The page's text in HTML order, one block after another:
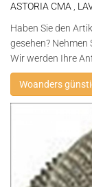
ASTORIA CMA
Haben Sie den
gesehen? Nehmen
Wir werden Ihre
Woanders